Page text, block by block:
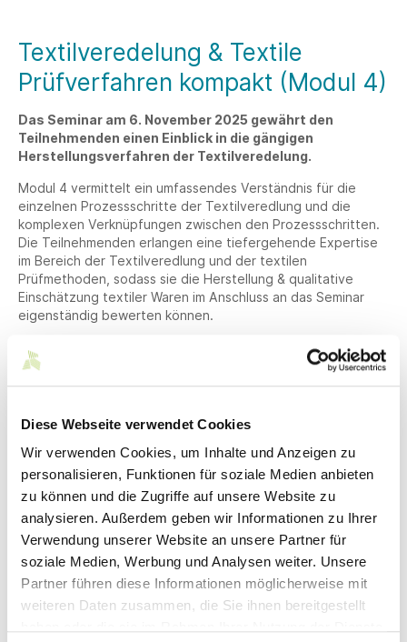
Diese Webseite verwendet Cookies
Wir verwenden Cookies, um Inhalte und Anzeigen zu
personalisieren, Funktionen für soziale Medien anbieten
zu können und die Zugriffe auf unsere Website zu
analysieren. Außerdem geben wir Informationen zu Ihrer
Verwendung unserer Website an unsere Partner für
soziale Medien, Werbung und Analysen weiter. Unsere
Partner führen diese Informationen möglicherweise mit
weiteren Daten zusammen, die Sie ihnen bereitgestellt
Textilveredelung & Textile
Prüfverfahren kompakt (Modul 4)
Das Seminar am 6. November 2025 gewährt den
Teilnehmenden einen Einblick in die gängigen
Herstellungsverfahren der Textilveredelung.
Modul 4 vermittelt ein umfassendes Verständnis für die
einzelnen Prozessschritte der Textilveredlung und die
komplexen Verknüpfungen zwischen den Prozessschritten.
Die Teilnehmenden erlangen eine tiefergehende Expertise
im Bereich der Textilveredlung und der textilen
Prüfmethoden, sodass sie die Herstellung & qualitative
Einschätzung textiler Waren im Anschluss an das Seminar
eigenständig bewerten können.
Zielgruppe
Ablauf
Referent
Teilnahmegebühren
Veranstalter